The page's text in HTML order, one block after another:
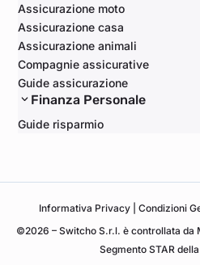
Assicurazione moto
Assicurazione casa
Assicurazione animali
Compagnie assicurative
Guide assicurazione
Finanza Personale
Guide risparmio
Informativa Privacy Condizioni
©2026 – Switcho S.r.l. è controllata da
Segmento STAR